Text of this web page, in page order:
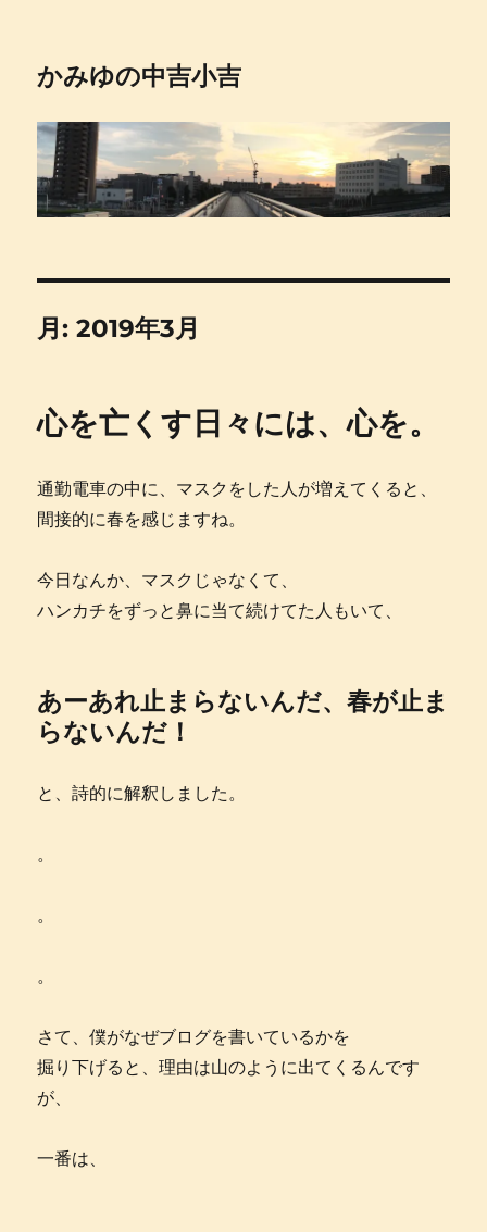
かみゆの中吉小吉
月:2019年3月
心を亡くす日々には、心を。
通勤電車の中に、マスクをした人が増えてくると、
間接的に春を感じますね。
今日なんか、マスクじゃなくて、
ハンカチをずっと鼻に当て続けてた人もいて、
あーあれ止まらないんだ、春が止ま
らないんだ！
と、詩的に解釈しました。
。
。
。
さて、僕がなぜブログを書いているかを
掘り下げると、理由は山のように出てくるんです
が、
一番は、